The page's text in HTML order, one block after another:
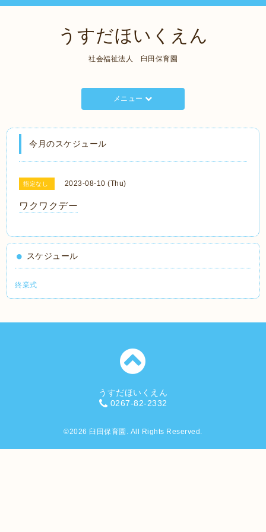
うすだほいくえん
社会福祉法人 臼田保育園
メニュー
今月のスケジュール
指定なし 2023-08-10 (Thu)
ワクワクデー
スケジュール
終業式
うすだほいくえん
0267-82-2332
©2026 臼田保育園 . All Rights Reserved.